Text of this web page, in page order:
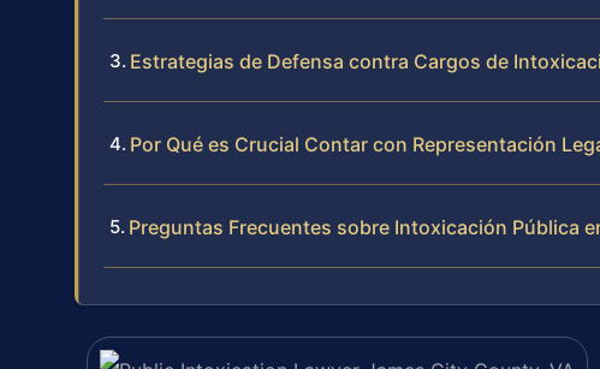
Estrategias de Defensa contra Cargos de
Por Qué es Crucial Contar con Representación
Preguntas Frecuentes sobre Intoxicación Pública